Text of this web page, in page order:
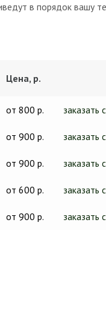
в порядок вашу
Цена, р.
от 800 р. заказать
от 900 р. заказать
от 900 р. заказать
от 600 р. заказать
от 900 р. заказать